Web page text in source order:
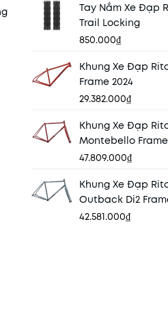
Tay Nắm Xe Đạp
Trail Locking
850.000₫
Khung Xe Đạp
Frame 2024
29.382.000₫
Khung Xe Đạp
Montebello
47.809.000₫
Khung Xe Đạp
Outback Di2
Gray+White
42.581.000₫